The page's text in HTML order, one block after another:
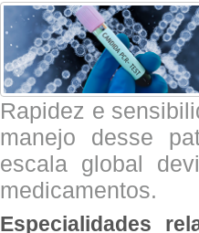
Rapidez e
manejo desse
escala global
medicamentos.
Especialidades